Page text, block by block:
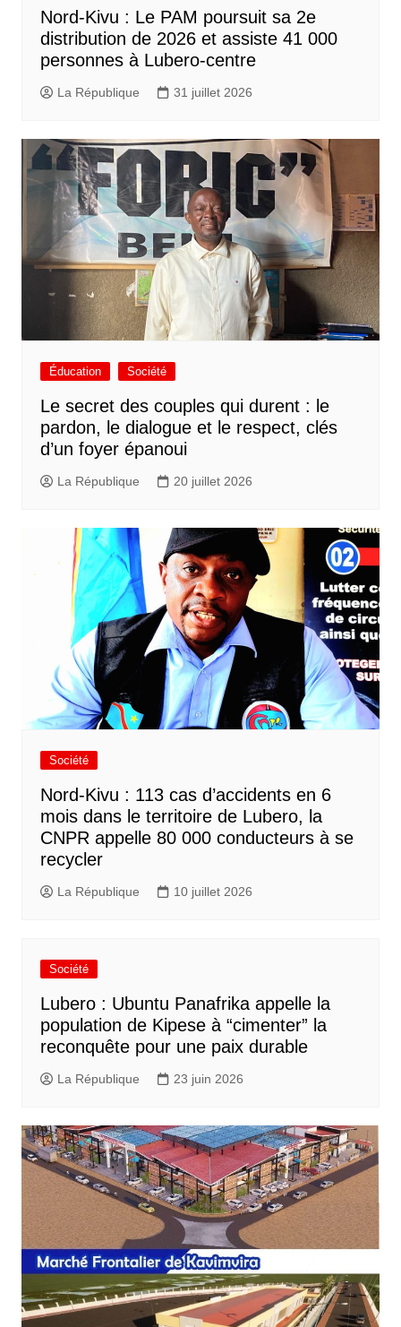
Nord-Kivu : Le PAM poursuit sa 2e
distribution de 2026 et assiste 41 000
personnes à Lubero-centre
La République 31 juillet 2026
Éducation Société
Le secret des couples qui durent : le
pardon, le dialogue et le respect, clés
d’un foyer épanoui
La République 20 juillet 2026
Société
Nord-Kivu : 113 cas d’accidents en 6
mois dans le territoire de Lubero, la
CNPR appelle 80 000 conducteurs à se
recycler
La République 10 juillet 2026
Société
Lubero : Ubuntu Panafrika appelle la
population de Kipese à “cimenter” la
reconquête pour une paix durable
La République 23 juin 2026